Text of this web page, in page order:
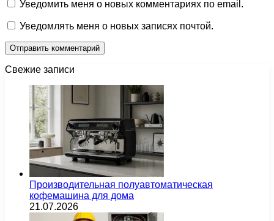
Уведомить меня о новых комментариях по email.
Уведомлять меня о новых записях почтой.
Свежие записи
Производительная полуавтоматическая
кофемашина для дома
21.07.2026